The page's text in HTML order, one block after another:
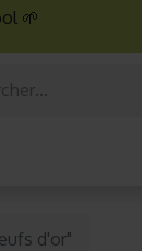
🌱
d'or"